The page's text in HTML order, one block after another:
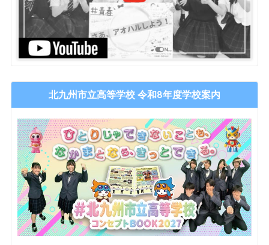
北九州市立高等学校 令和8年度学校案内